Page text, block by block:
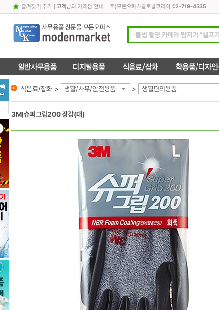
즐겨찾기 추가| 고객님의 거래점 안내 : (주)모든오피스글로벌코리아 02-719-4535
식음료/잡화 > 생활/사무/안전용품 > 생활편의용품
3M)슈퍼그립200 장갑(대)